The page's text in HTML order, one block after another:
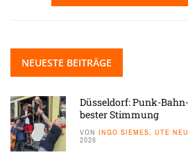
NEUESTE BEITRÄGE
Düsseldorf: Punk-
bester Stimmung
VON INGO SIEMES, UTE
2026